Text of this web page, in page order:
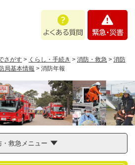
あ
問
・
さがす > くらし・手続き > 消防・救急 > 消防
局基本情報 > 消防年報
・救急メニュー